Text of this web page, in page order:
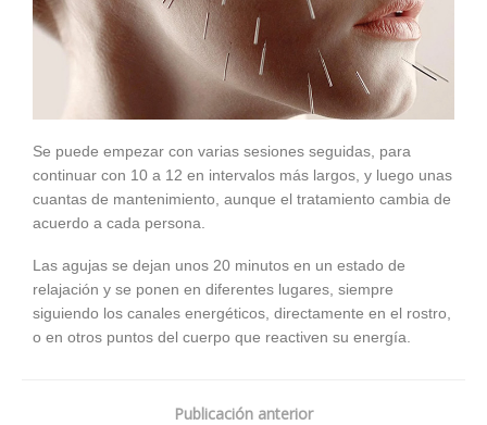
Se puede empezar con varias sesiones seguidas, para
continuar con 10 a 12 en intervalos más largos, y luego unas
cuantas de mantenimiento, aunque el tratamiento cambia de
acuerdo a cada persona.
Las agujas se dejan unos 20 minutos en un estado de
relajación y se ponen en diferentes lugares, siempre
siguiendo los canales energéticos, directamente en el rostro,
o en otros puntos del cuerpo que reactiven su energía.
Publicación anterior